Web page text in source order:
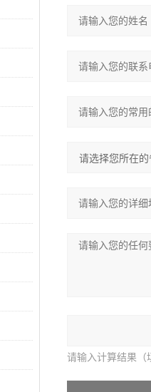
请输入计算结果（